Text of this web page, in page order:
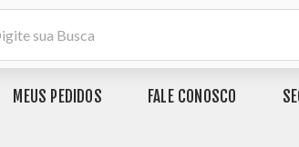
MEUS PEDIDOS FALE CONOSCO